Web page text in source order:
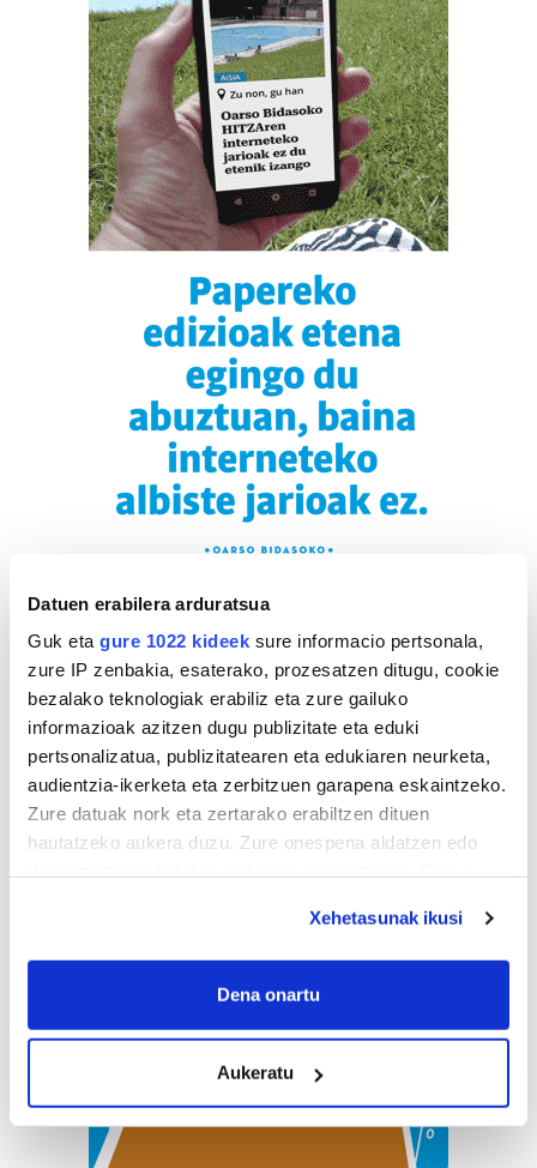
Datuen erabilera arduratsua
Guk eta gure 1022 kideek sure informacio pertsonala,
zure IP zenbakia, esaterako, prozesatzen ditugu, cookie
bezalako teknologiak erabiliz eta zure gailuko
informazioak azitzen dugu publizitate eta eduki
pertsonalizatua, publizitatearen eta edukiaren neurketa,
audientzia-ikerketa eta zerbitzuen garapena eskaintzeko.
Zure datuak nork eta zertarako erabiltzen dituen
hautatzeko aukera duzu. Zure onespena aldatzen edo
If you allow, we would also like to:
Collect information about your geographical
Identify your device by actively scanning it for
specific characteristics (fingerprinting)
Find out more about how your personal data is processed
Xehetasunak ikusi
Dena onartu
Aukeratu